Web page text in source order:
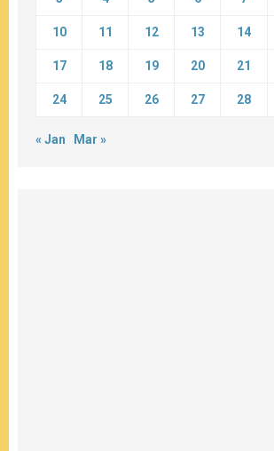
10 11 12 13 14
17 18 19 20 21
24 25 26 27 28
« Jan Mar »